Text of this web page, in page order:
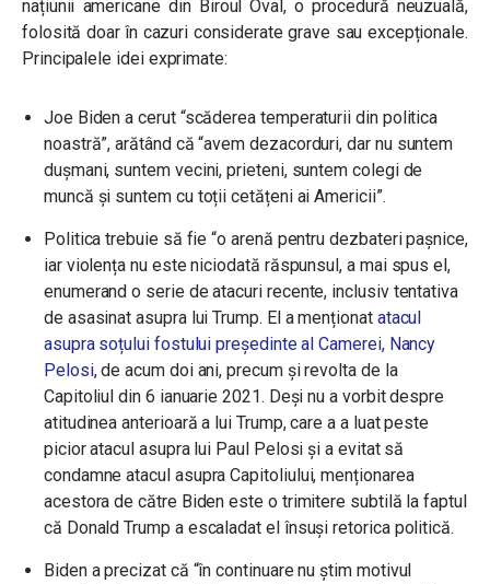
națiunii americane din Biroul Oval, o procedură neuzuală,
folosită doar în cazuri considerate grave sau excepționale.
Principalele idei exprimate:
Joe Biden a cerut “scăderea temperaturii din politica
noastră”, arătând că “avem dezacorduri, dar nu suntem
dușmani, suntem vecini, prieteni, suntem colegi de
muncă și suntem cu toții cetățeni ai Americii”.
Politica trebuie să fie “o arenă pentru dezbateri pașnice,
iar violența nu este niciodată răspunsul, a mai spus el,
enumerand o serie de atacuri recente, inclusiv tentativa
de asasinat asupra lui Trump. El a menționat atacul
asupra soțului fostului președinte al Camerei, Nancy
Pelosi, de acum doi ani, precum și revolta de la
Capitoliul din 6 ianuarie 2021. Deși nu a vorbit despre
atitudinea anterioară a lui Trump, care a a luat peste
picior atacul asupra lui Paul Pelosi și a evitat să
condamne atacul asupra Capitoliului, menționarea
acestora de către Biden este o trimitere subtilă la faptul
că Donald Trump a escaladat el însuși retorica politică.
Biden a precizat că “în continuare nu știm motivul